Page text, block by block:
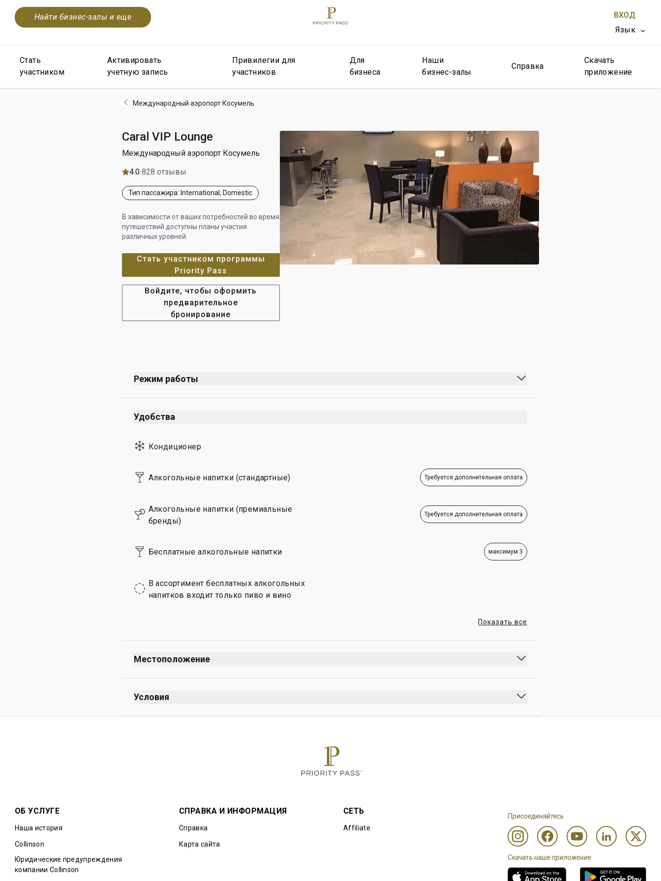
Найти бизнес-залы и еще
ВХОД
Язык
ЗАКРЫТЬ X
Стать
участником
Активировать
учетную запись
Привилегии для
участников
Для
бизнеса
Наши
бизнес-залы
Справка
Скачать
приложение
Международный аэропорт Косумель
Caral VIP Lounge
Международный аэропорт Косумель
4.0 828 отзывы
Тип пассажира: International, Domestic
В зависимости от ваших потребностей во время
путешествий доступны планы участия
различных уровней.
Стать участником программы
Priority Pass
Войдите, чтобы оформить
предварительное
бронирование
Режим работы
Открыт ежедневно — график работы может меняться в зависимости от расписания рейсов.
Удобства
Кондиционер
Алкогольные напитки (стандартные) Требуется дополнительная оплата
Алкогольные напитки (премиальные
бренды)
Требуется дополнительная оплата
Бесплатные алкогольные напитки максимум 3
В ассортимент бесплатных алкогольных
напитков входит только пиво и вино
Показать все
Местоположение
Условия
Курение запрещено (включая электронные сигареты)
Не более 3 бесплатных алкогольных напитков на человека (только пиво и вино), дополнительные
напитки, в том числе премиальные, являются платными.
ОБ УСЛУГЕ
Наша история
Collinson
Юридические предупреждения
компании Collinson
СПРАВКА И ИНФОРМАЦИЯ
Справка
Карта сайта
СЕТЬ
Affiliate
Присоединяйтесь
Скачать наше приложение